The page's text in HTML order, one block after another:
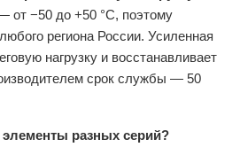
от −50 до +50 °C, поэтому
региона России. Усиленная
нагрузку и восстанавливает
срок службы — 50
разных серий?